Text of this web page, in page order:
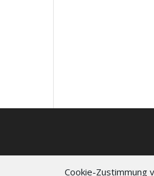
Cookie-Zustimmung